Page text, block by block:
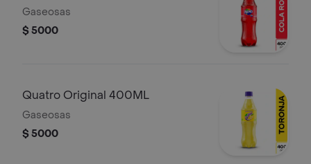
Gaseosas
$ 5000
Quatro Original 400ML
Gaseosas
$ 5000